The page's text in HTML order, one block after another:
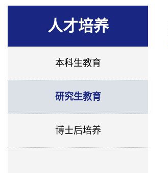
人才培养
本科生教育
研究生教育
博士后培养